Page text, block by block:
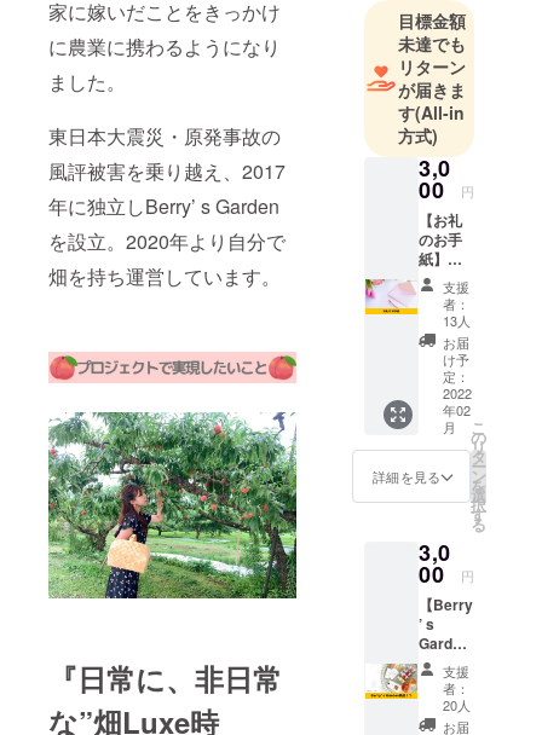
家に嫁いだことをきっかけ
に農業に携わるようになり
ました。
東日本大震災・原発事故の
風評被害を乗り越え、2017
年に独立しBerry’ s Garden
を設立。2020年より自分で
畑を持ち運営しています。
『日常に、非日常
な”畑Luxe時
農園（りん
ご・桃を生
産）に嫁い
だことを
きっかけに
手伝いとし
て農園に携
わったこと
をきっかけ
に農業をス
タート。東
日本大震
災・原発事
故の風評被
害を乗り越
え現在は、
独立し自分
運営してい
初めての収
穫の際に、
味は変わら
ないのに多
少キズが
あったり、
小さいだけ
目標金額
未達でも
リターン
が届きま
す(All-in
方式)
3,0
00 円
【お礼
のお手
紙】
Berry’s
Garden
（ベ
リーズ
ガーデ
ン）を
ただた
だ応援
したい
人向け
のリ
ターン
です。
Garden
（ベ
リーズ
ガーデ
ン）代
表 景井
愛実か
ら熱い
お礼の
お手紙
支援
者：
13人
お届
け予
定：
2022
年02
月
詳細を見る
こ
の
リ
タ
ー
ン
を
選
択
す
る
3,0
00 円
【Berry
’ s
Garden
商品１
つ】
Berry’
s
支援
者：
20人
お届